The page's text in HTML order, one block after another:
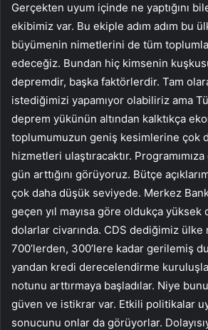
Gerçekten uyum içinde ne yaptığını
ekibimiz var. Bu ekiple adım adım bu
büyümenin nimetlerini de tüm
edeceğiz. Bundan hiç kimsenin
depremdir, başka faktörlerdir. Tam
istediğimizi yapamıyor olabiliriz ama
deprem yükünün altından kalktıkça
toplumumuzun geniş kesimlerine çok
hizmetleri ulaştıracaktır.
gün arttığını görüyoruz. Bütçe
çok daha düşük seviyede. Merkez
geçen yıl mayısa göre oldukça
dolarlar civarında. CDS dediğimiz
700’lerden, 300’lere kadar gerilemiş
yandan kredi derecelendirme
notunu arttırmaya başladılar. Niye
güven ve istikrar var. Etkili politikalar
sonucunu onlar da görüyorlar.